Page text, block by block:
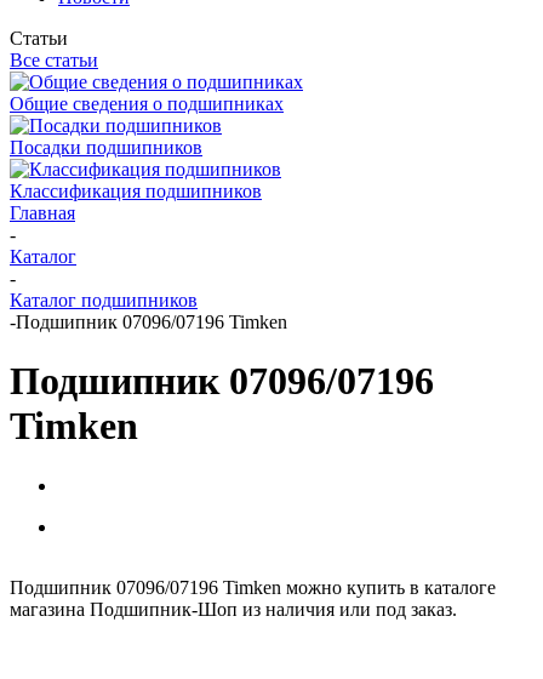
Статьи
Все статьи
Общие сведения о подшипниках
Посадки подшипников
Классификация подшипников
Главная
-
Каталог
-
Каталог подшипников
-Подшипник 07096/07196 Timken
Подшипник 07096/07196
Timken
Подшипник 07096/07196 Timken можно купить в каталоге
магазина Подшипник-Шоп из наличия или под заказ.